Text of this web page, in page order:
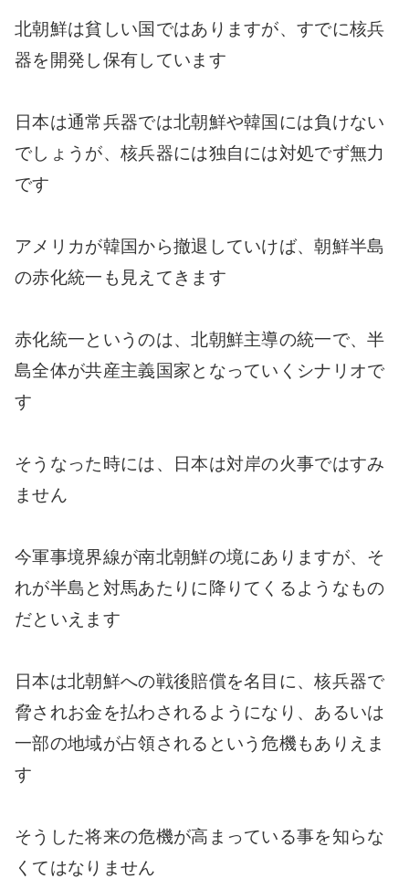
北朝鮮は貧しい国ではありますが、すでに核兵
器を開発し保有しています
日本は通常兵器では北朝鮮や韓国には負けない
でしょうが、核兵器には独自には対処でず無力
です
アメリカが韓国から撤退していけば、朝鮮半島
の赤化統一も見えてきます
赤化統一というのは、北朝鮮主導の統一で、半
島全体が共産主義国家となっていくシナリオで
す
そうなった時には、日本は対岸の火事ではすみ
ません
今軍事境界線が南北朝鮮の境にありますが、そ
れが半島と対馬あたりに降りてくるようなもの
だといえます
日本は北朝鮮への戦後賠償を名目に、核兵器で
脅されお金を払わされるようになり、あるいは
一部の地域が占領されるという危機もありえま
す
そうした将来の危機が高まっている事を知らな
くてはなりません